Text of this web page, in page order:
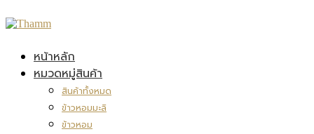
หน้าหลัก
หมวดหมู่สินค้า
สินค้าทั้งหมด
ข้าวหอมมะลิ
ข้าวหอม